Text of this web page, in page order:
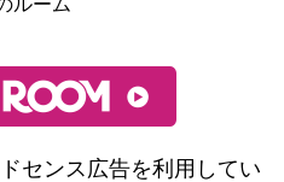
センス広告を利用してい